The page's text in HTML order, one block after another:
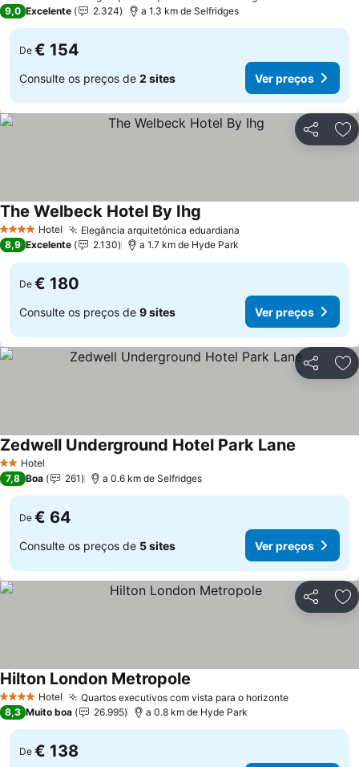
9,0 Excelente 2.324 a 1.3 km de Selfridges
De € 154
Consulte os preços de 2 sites Ver preços
Partilhar
4 EstrelasHotel Elegância arquitetónica eduardiana
The Welbeck Hotel By Ihg
8,9 Excelente 2.130 a 1.7 km de Hyde Park
De € 180
Consulte os preços de 9 sites Ver preços
Partilhar
2 Estrelas
Hotel
Zedwell Underground Hotel Park Lane
7,8 Boa 261 a 0.6 km de Selfridges
De € 64
Consulte os preços de 5 sites Ver preços
Partilhar
4 EstrelasHotel Quartos executivos com vista para o horizonte
Hilton London Metropole
8,3 Muito boa 26.995 a 0.8 km de Hyde Park
De € 138